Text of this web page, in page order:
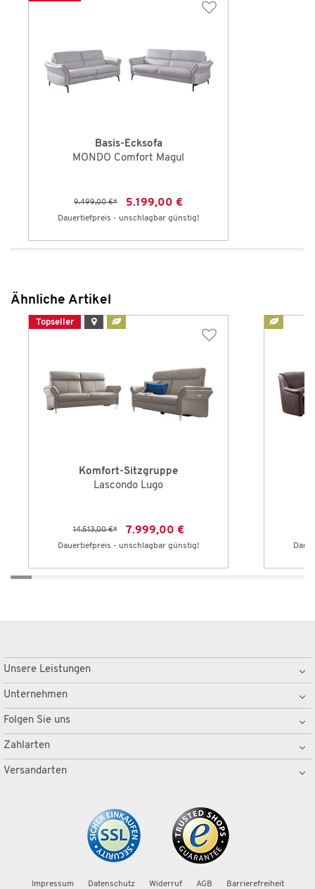
Basis-Ecksofa
MONDO Comfort Magul
9.499,00 €* 5.199,00 €
Dauertiefpreis - unschlagbar günstig!
Ähnliche Artikel
Topseller
Komfort-Sitzgruppe
Lascondo Lugo
14.513,00 €* 7.999,00 €
Dauertiefpreis - unschlagbar günstig!
Unsere Leistungen
Unternehmen
Folgen Sie uns
Zahlarten
Versandarten
Impressum Datenschutz Widerruf AGB Barrierefreiheit